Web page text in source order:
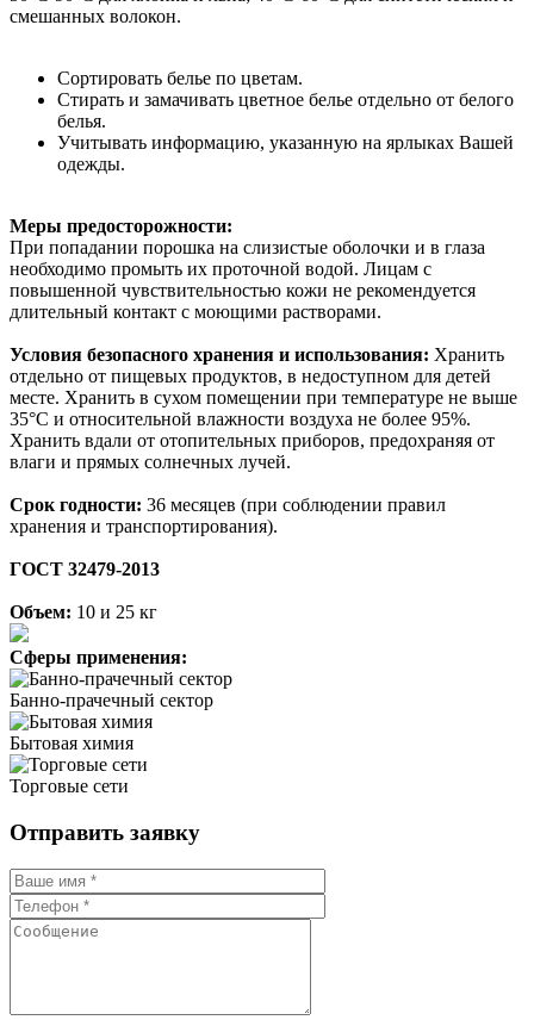
смешанных волокон.
Сортировать белье по цветам.
Стирать и замачивать цветное белье отдельно от белого
белья.
Учитывать информацию, указанную на ярлыках Вашей
одежды.
Меры предосторожности:
При попадании порошка на слизистые оболочки и в глаза
необходимо промыть их проточной водой. Лицам с
повышенной чувствительностью кожи не рекомендуется
длительный контакт с моющими растворами.
Условия безопасного хранения и использования: Хранить
отдельно от пищевых продуктов, в недоступном для детей
месте. Хранить в сухом помещении при температуре не выше
35°С и относительной влажности воздуха не более 95%.
Хранить вдали от отопительных приборов, предохраняя от
влаги и прямых солнечных лучей.
Срок годности: 36 месяцев (при соблюдении правил
хранения и транспортирования).
ГОСТ 32479-2013
Объем: 10 и 25 кг
Сферы применения:
Банно-прачечный сектор
Бытовая химия
Торговые сети
Отправить заявку